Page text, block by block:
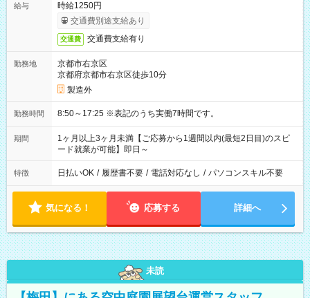
給与
時給1250円
交通費別途支給あり
交通費 交通費支給有り
勤務地
京都市右京区
京都府京都市右京区徒歩10分
製造外
勤務時間 8:50～17:25 ※表記のうち実働7時間です。
期間
1ヶ月以上3ヶ月未満【ご応募から1週間以内(最短2日目)のスピ
ード就業が可能】即日～
特徴 日払いOK / 履歴書不要 / 電話対応なし / パソコンスキル不要
気になる！ 応募する 詳細へ
未読